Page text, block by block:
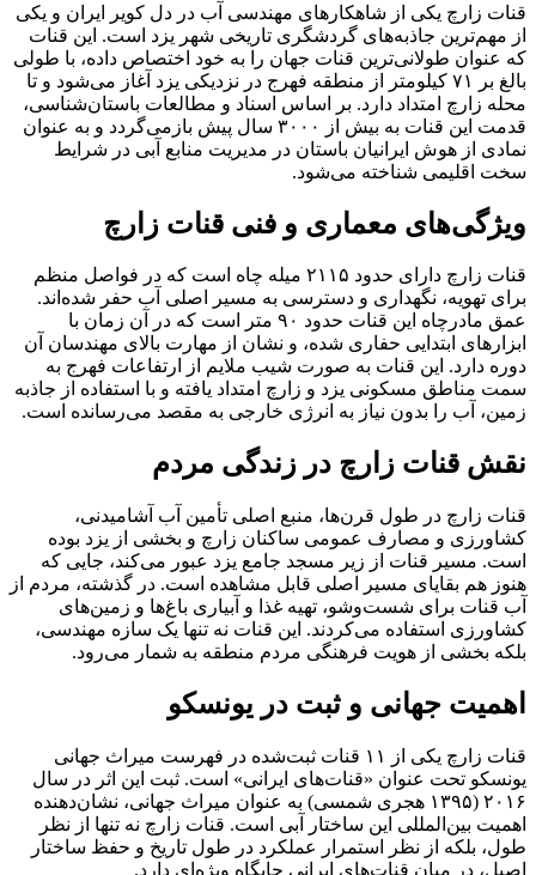
قنات زارچ یکی از شاهکارهای مهندسی آب در دل کویر ایران و یکی
از مهم‌ترین جاذبه‌های گردشگری تاریخی شهر یزد است. این قنات
که عنوان طولانی‌ترین قنات جهان را به خود اختصاص داده، با طولی
بالغ بر ۷۱ کیلومتر از منطقه فهرج در نزدیکی یزد آغاز می‌شود و تا
محله زارچ امتداد دارد. بر اساس اسناد و مطالعات باستان‌شناسی،
قدمت این قنات به بیش از ۳۰۰۰ سال پیش بازمی‌گردد و به عنوان
نمادی از هوش ایرانیان باستان در مدیریت منابع آبی در شرایط
سخت اقلیمی شناخته می‌شود.
ویژگی‌های معماری و فنی قنات زارچ
قنات زارچ دارای حدود ۲۱۱۵ میله چاه است که در فواصل منظم
برای تهویه، نگهداری و دسترسی به مسیر اصلی آب حفر شده‌اند.
عمق مادرچاه این قنات حدود ۹۰ متر است که در آن زمان با
ابزارهای ابتدایی حفاری شده، و نشان از مهارت بالای مهندسان آن
دوره دارد. این قنات به صورت شیب ملایم از ارتفاعات فهرج به
سمت مناطق مسکونی یزد و زارچ امتداد یافته و با استفاده از جاذبه
زمین، آب را بدون نیاز به انرژی خارجی به مقصد می‌رسانده است.
نقش قنات زارچ در زندگی مردم
قنات زارچ در طول قرن‌ها، منبع اصلی تأمین آب آشامیدنی،
کشاورزی و مصارف عمومی ساکنان زارچ و بخشی از یزد بوده
است. مسیر قنات از زیر مسجد جامع یزد عبور می‌کند، جایی که
هنوز هم بقایای مسیر اصلی قابل مشاهده است. در گذشته، مردم از
آب قنات برای شست‌وشو، تهیه غذا و آبیاری باغ‌ها و زمین‌های
کشاورزی استفاده می‌کردند. این قنات نه تنها یک سازه مهندسی،
بلکه بخشی از هویت فرهنگی مردم منطقه به شمار می‌رود.
اهمیت جهانی و ثبت در یونسکو
قنات زارچ یکی از ۱۱ قنات ثبت‌شده در فهرست میراث جهانی
یونسکو تحت عنوان «قنات‌های ایرانی» است. ثبت این اثر در سال
۲۰۱۶ (۱۳۹۵ هجری شمسی) به عنوان میراث جهانی، نشان‌دهنده
اهمیت بین‌المللی این ساختار آبی است. قنات زارچ نه تنها از نظر
طول، بلکه از نظر استمرار عملکرد در طول تاریخ و حفظ ساختار
اصیل، در میان قنات‌های ایرانی جایگاه ویژه‌ای دارد.